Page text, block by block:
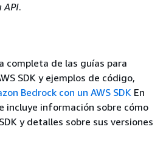
API.
completa de las guías para
SDK y ejemplos de código,
Bedrock con un AWS SDK En
incluye información sobre cómo
y detalles sobre sus versiones